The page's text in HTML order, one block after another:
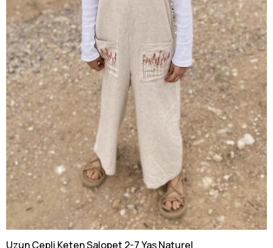
Uzun Cepli Keten Salopet 2-7 Yaş Naturel